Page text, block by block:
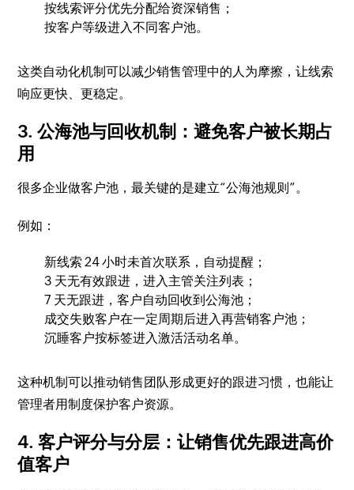
按线索评分优先分配给资深销售；
按客户等级进入不同客户池。
这类自动化机制可以减少销售管理中的人为摩擦，让线索
响应更快、更稳定。
3. 公海池与回收机制：避免客户被长期占
用
很多企业做客户池，最关键的是建立“公海池规则”。
例如：
新线索 24 小时未首次联系，自动提醒；
3 天无有效跟进，进入主管关注列表；
7 天无跟进，客户自动回收到公海池；
成交失败客户在一定周期后进入再营销客户池；
沉睡客户按标签进入激活活动名单。
这种机制可以推动销售团队形成更好的跟进习惯，也能让
管理者用制度保护客户资源。
4. 客户评分与分层：让销售优先跟进高价
值客户